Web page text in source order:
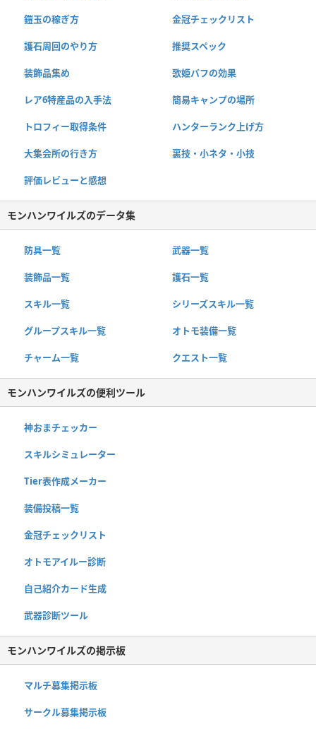
鎧玉の稼ぎ方 金冠チェックリスト
護石周回のやり方 推奨スペック
装飾品集め 歌姫バフの効果
レア6特産品の入手法 簡易キャンプの場所
トロフィー取得条件 ハンターランク上げ方
大集会所の行き方 裏技・小ネタ・小技
評価レビューと感想
モンハンワイルズのデータ集
防具一覧 武器一覧
装飾品一覧 護石一覧
スキル一覧 シリーズスキル一覧
グループスキル一覧 オトモ装備一覧
チャーム一覧 クエスト一覧
モンハンワイルズの便利ツール
神おまチェッカー
スキルシミュレーター
Tier表作成メーカー
装備投稿一覧
金冠チェックリスト
オトモアイルー診断
自己紹介カード生成
武器診断ツール
モンハンワイルズの掲示板
マルチ募集掲示板
サークル募集掲示板